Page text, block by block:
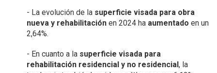
- La evolución de la superficie visada para obra
nueva y rehabilitación en 2024 ha aumentado en un
2,64%.
- En cuanto a la superficie visada para
rehabilitación residencial y no residencial, la